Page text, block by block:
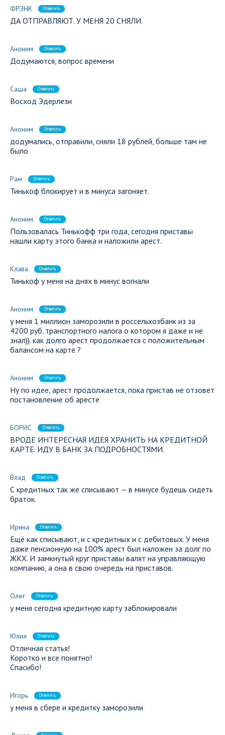
ФРЭНК Ответить
ДА ОТПРАВЛЯЮТ. У МЕНЯ 20 СНЯЛИ.
Аноним Ответить
Додумаются, вопрос времени
Саша Ответить
Восход Эдерлези
Аноним Ответить
додумались, отправили, сняли 18 рублей, больше там не
было
Рам Ответить
Тинькоф блокирует и в минуса загоняет.
Аноним Ответить
Пользовалась Тинькофф три года, сегодня приставы
нашли карту этого банка и наложили арест.
Клава Ответить
Тинькоф у меня на днях в минус вогнали
Аноним Ответить
у меня 1 миллион заморозили в россельхозбанк из за
4200 руб. транспортного налога о котором я даже и не
знал)). как долго арест продолжается с положительным
балансом на карте ?
Аноним Ответить
Ну по идее, арест продолжается, пока пристав не отзовет
постановление об аресте
БОРИС Ответить
ВРОДЕ ИНТЕРЕСНАЯ ИДЕЯ ХРАНИТЬ НА КРЕДИТНОЙ
КАРТЕ. ИДУ В БАНК ЗА ПОДРОБНОСТЯМИ.
Влад Ответить
С кредитных так же списывают — в минусе будешь сидеть
браток.
Ирина Ответить
Ещё как списывают, и с кредитных и с дебитовых. У меня
даже пенсионную на 100% арест был наложен за долг по
ЖКХ. И замкнутый круг приставы валят на управляющую
компанию, а она в свою очередь на приставов.
Олег Ответить
у меня сегодня кредитную карту заблокировали
Юлия Ответить
Отличная статья!
Коротко и все понятно!
Спасибо!
Игорь Ответить
у меня в сбере и кредитку заморозили